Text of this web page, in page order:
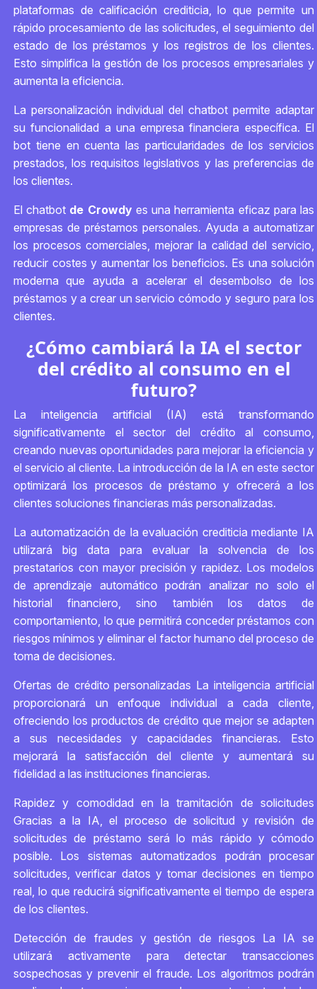
plataformas de calificación crediticia, lo que permite un
rápido procesamiento de las solicitudes, el seguimiento del
estado de los préstamos y los registros de los clientes.
Esto simplifica la gestión de los procesos empresariales y
aumenta la eficiencia.
La personalización individual del chatbot permite adaptar
su funcionalidad a una empresa financiera específica. El
bot tiene en cuenta las particularidades de los servicios
prestados, los requisitos legislativos y las preferencias de
los clientes.
El chatbot de Crowdy es una herramienta eficaz para las
empresas de préstamos personales. Ayuda a automatizar
los procesos comerciales, mejorar la calidad del servicio,
reducir costes y aumentar los beneficios. Es una solución
moderna que ayuda a acelerar el desembolso de los
préstamos y a crear un servicio cómodo y seguro para los
clientes.
¿Cómo cambiará la IA el sector
del crédito al consumo en el
futuro?
La inteligencia artificial (IA) está transformando
significativamente el sector del crédito al consumo,
creando nuevas oportunidades para mejorar la eficiencia y
el servicio al cliente. La introducción de la IA en este sector
optimizará los procesos de préstamo y ofrecerá a los
clientes soluciones financieras más personalizadas.
La automatización de la evaluación crediticia mediante IA
utilizará big data para evaluar la solvencia de los
prestatarios con mayor precisión y rapidez. Los modelos
de aprendizaje automático podrán analizar no solo el
historial financiero, sino también los datos de
comportamiento, lo que permitirá conceder préstamos con
riesgos mínimos y eliminar el factor humano del proceso de
toma de decisiones.
Ofertas de crédito personalizadas La inteligencia artificial
proporcionará un enfoque individual a cada cliente,
ofreciendo los productos de crédito que mejor se adapten
a sus necesidades y capacidades financieras. Esto
mejorará la satisfacción del cliente y aumentará su
fidelidad a las instituciones financieras.
Rapidez y comodidad en la tramitación de solicitudes
Gracias a la IA, el proceso de solicitud y revisión de
solicitudes de préstamo será lo más rápido y cómodo
posible. Los sistemas automatizados podrán procesar
solicitudes, verificar datos y tomar decisiones en tiempo
real, lo que reducirá significativamente el tiempo de espera
de los clientes.
Detección de fraudes y gestión de riesgos La IA se
utilizará activamente para detectar transacciones
sospechosas y prevenir el fraude. Los algoritmos podrán